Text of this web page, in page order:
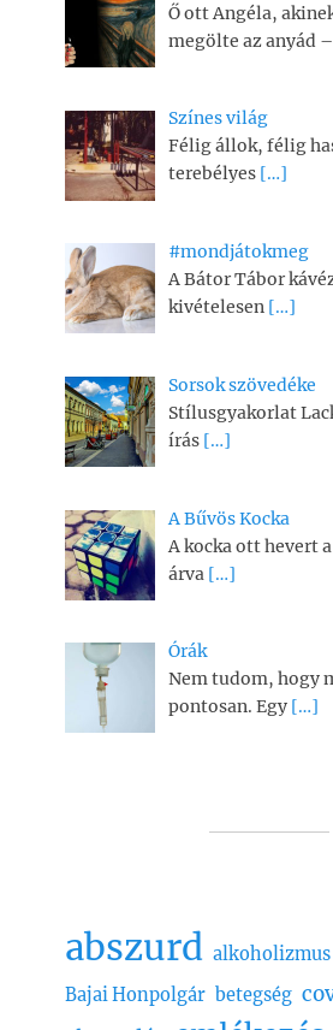
Ő ott Angéla,
megölte az anyád –
Színes világ
Félig állok, félig
terebélyes […]
#mondjátokmeg
A Bátor Tábor
kivételesen […]
Sorsok szövedéke
Stílusgyakorlat
írás […]
A Bűvös Kocka
A kocka ott hevert
árva […]
Órák
Nem tudom, hogy
pontosan. Egy […]
abszurd alkoholizmus
Bajai Honpolgár betegség